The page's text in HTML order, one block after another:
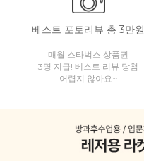
베스트 포토리뷰 총 3만원
매월 스타벅스 상품권
3명 지급! 베스트 리뷰 당첨
어렵지 않아요~